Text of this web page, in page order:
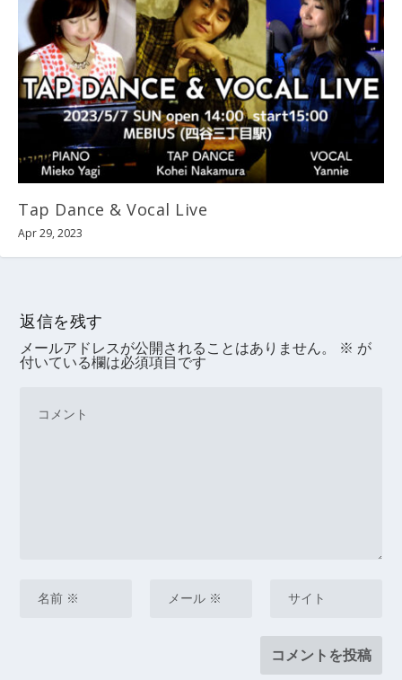
Tap Dance & Vocal Live
Apr 29, 2023
返信を残す
メールアドレスが公開されることはありません。 ※ が
付いている欄は必須項目です